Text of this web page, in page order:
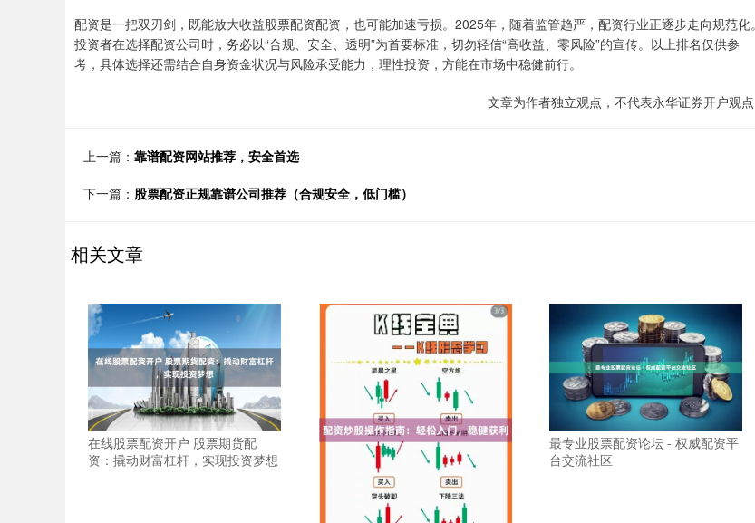
配资是一把双刃剑，既能放大收益股票配资配资，也可能加速亏损。2025年，随着监管趋严，配资行业正逐步走向规范化。
投资者在选择配资公司时，务必以“合规、安全、透明”为首要标准，切勿轻信“高收益、零风险”的宣传。以上排名仅供参
考，具体选择还需结合自身资金状况与风险承受能力，理性投资，方能在市场中稳健前行。
文章为作者独立观点，不代表永华证券开户观点
上一篇： 靠谱配资网站推荐，安全首选
下一篇： 股票配资正规靠谱公司推荐（合规安全，低门槛）
相关文章
在线股票配资开户 股票期货配
资：撬动财富杠杆，实现投资梦想
最专业股票配资论坛 - 权威配资平
台交流社区